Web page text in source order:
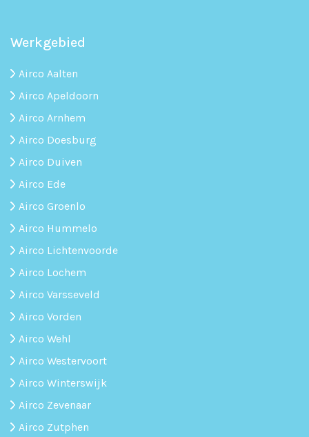
Werkgebied
Airco Aalten
Airco Apeldoorn
Airco Arnhem
Airco Doesburg
Airco Duiven
Airco Ede
Airco Groenlo
Airco Hummelo
Airco Lichtenvoorde
Airco Lochem
Airco Varsseveld
Airco Vorden
Airco Wehl
Airco Westervoort
Airco Winterswijk
Airco Zevenaar
Airco Zutphen